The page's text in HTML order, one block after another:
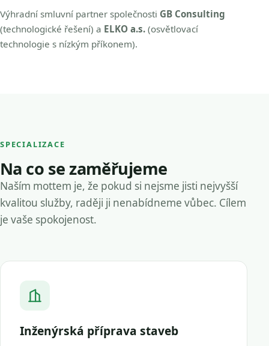
Výhradní smluvní partner společnosti GB Consulting
(technologické řešení) a ELKO a.s. (osvětlovací
technologie s nízkým příkonem).
SPECIALIZACE
Na co se zaměřujeme
Naším mottem je, že pokud si nejsme jisti nejvyšší
kvalitou služby, raději ji nenabídneme vůbec. Cílem
je vaše spokojenost.
Inženýrská příprava staveb